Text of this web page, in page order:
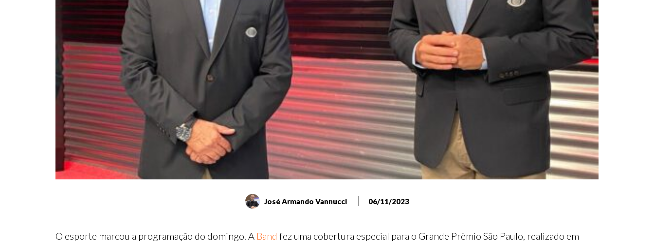
José Armando Vannucci 06/11/2023
O esporte marcou a programação do domingo. A Band fez uma cobertura especial para o Grande Prêmio São Paulo, realizado em